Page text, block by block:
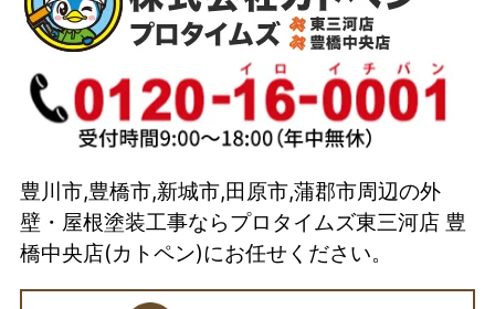
代表取締役 加藤宜久よりご挨拶
イベント
選ばれている理由とは？
カトペンの技術力
当店の強み
ショールーム
豊川市,豊橋市,新城市,田原市,蒲郡市周辺の外
壁・屋根塗装工事ならプロタイムズ東三河店 豊
橋中央店(カトペン)にお任せください。